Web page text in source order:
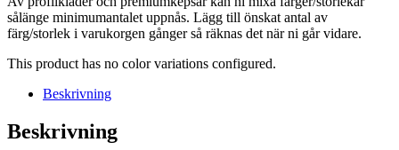
sålänge minimumantalet uppnås. Lägg till önskat antal av
färg/storlek i varukorgen gånger så räknas det när ni går vidare.
This product has no color variations configured.
Beskrivning
Beskrivning